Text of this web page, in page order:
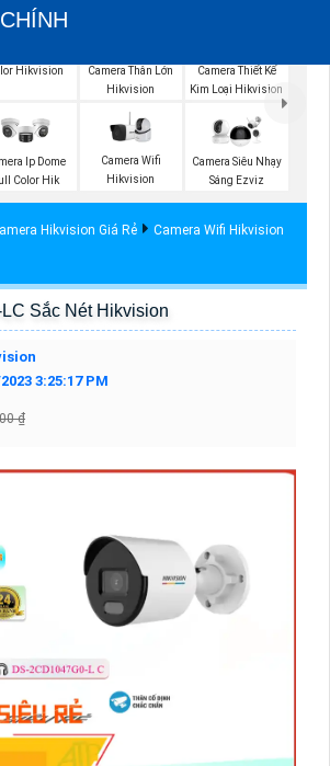
Hikvision
Camera Thân Lớn
Hikvision
Camera Thiết Kế
Kim Loại Hikvision
Ip Dome
Color Hik
Camera Wifi
Hikvision
Camera Siêu Nhạy
Sáng Ezviz
Hikvision Giá Rẻ
Camera Wifi Hikvision
Sắc Nét Hikvision
3:25:17 PM
₫